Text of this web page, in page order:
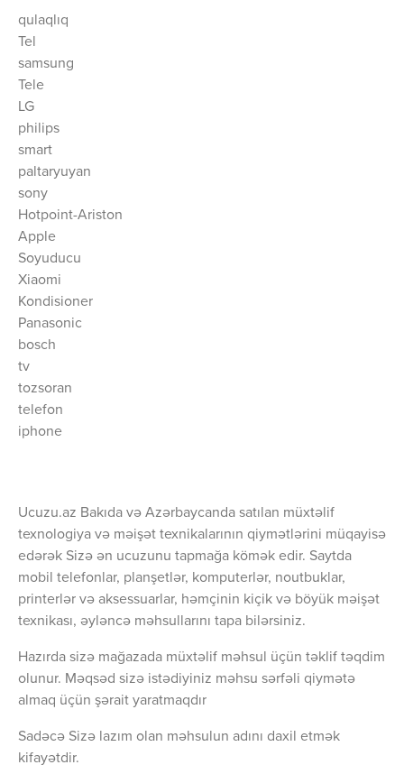
qulaqlıq
Tel
samsung
Tele
LG
philips
smart
paltaryuyan
sony
Hotpoint-Ariston
Apple
Soyuducu
Xiaomi
Kondisioner
Panasonic
bosch
tv
tozsoran
telefon
iphone
Ucuzu.az Bakıda və Azərbaycanda satılan müxtəlif
texnologiya və məişət texnikalarının qiymətlərini müqayisə
edərək Sizə ən ucuzunu tapmağa kömək edir. Saytda
mobil telefonlar, planşetlər, komputerlər, noutbuklar,
printerlər və aksessuarlar, həmçinin kiçik və böyük məişət
texnikası, əyləncə məhsullarını tapa bilərsiniz.
Hazırda sizə mağazada müxtəlif məhsul üçün təklif təqdim
olunur. Məqsəd sizə istədiyiniz məhsu sərfəli qiymətə
almaq üçün şərait yaratmaqdır
Sadəcə Sizə lazım olan məhsulun adını daxil etmək
kifayətdir.